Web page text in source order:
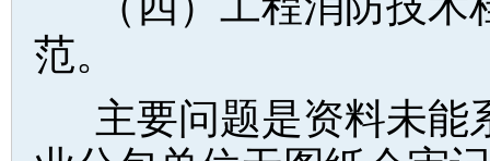
范。
主要问题是资料未能